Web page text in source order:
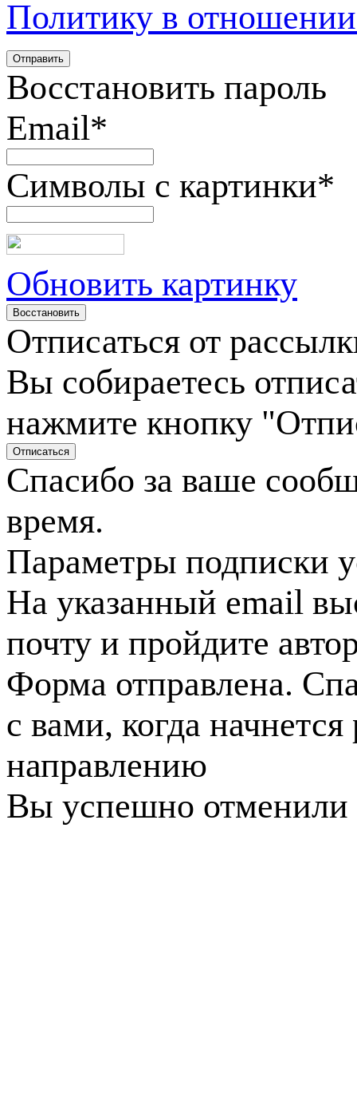
Политику в
Восстановить пароль
Email*
Символы с картинки*
Обновить картинку
Отписаться от
Вы собираетесь
нажмите кнопку
Спасибо за ваше
время.
Параметры подписки
На указанный email
почту и пройдите
Форма отправлена.
с вами, когда
направлению
Вы успешно отменили